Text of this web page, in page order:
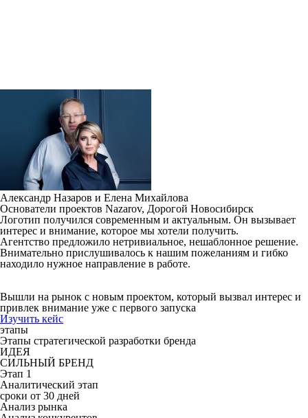
Александр Назаров и Елена Михайлова
Основатели проектов Nazarov, Дорогой Новосибирск
Логотип получился современным и актуальным. Он вызывает
интерес и внимание, которое мы хотели получить.
Агентство предложило нетривиальное, нешаблонное решение.
Внимательно прислушивалось к нашим пожеланиям и гибко
находило нужное направление в работе.
Вышли на рынок с новым проектом, который вызвал интерес и
привлек внимание уже с первого запуска
Изучить кейс
этапы
Этапы стратегической разработки бренда
ИДЕЯ
СИЛЬНЫЙ БРЕНД
Этап 1
Аналитический этап
сроки от 30 дней
Анализ рынка